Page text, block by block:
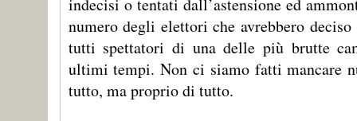
indecisi o tentati dall’astensione ed
numero degli elettori che avrebbero
tutti spettatori di una delle più brutte
ultimi tempi. Non ci siamo fatti mancare
tutto, ma proprio di tutto.